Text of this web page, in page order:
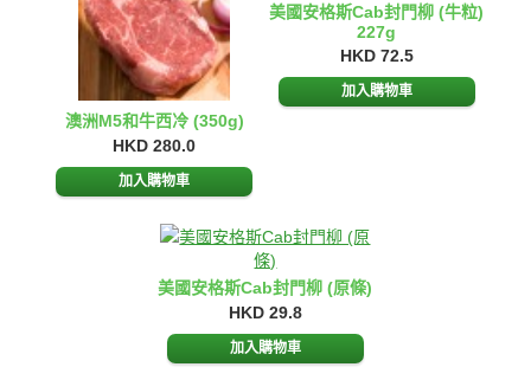
澳洲M5和牛西冷 (350g)
HKD 280.0
美國安格斯Cab封門柳 (牛粒)
227g
HKD 72.5
美國安格斯Cab封門柳 (原條)
HKD 29.8